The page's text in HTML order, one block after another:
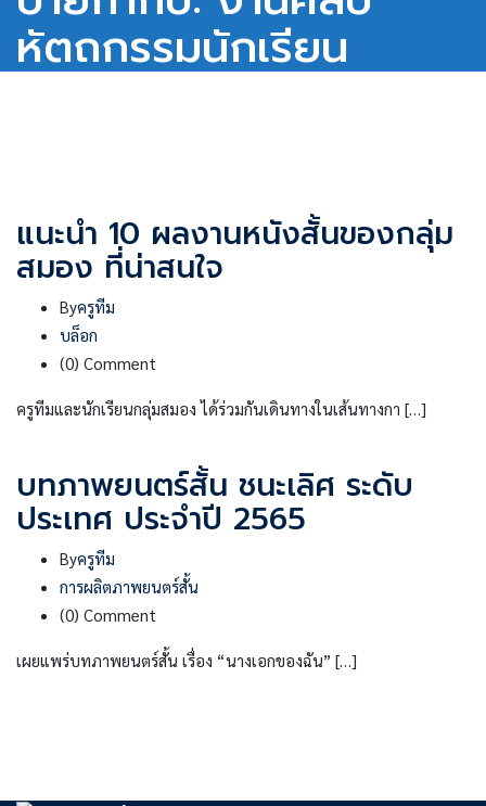
หัตถกรรมนักเรียน
แนะนำ 10 ผลงานหนังสั้นของกลุ่ม
สมอง ที่น่าสนใจ
Byครูทีม
บล็อก
(0) Comment
ครูทีมและนักเรียนกลุ่มสมอง ได้ร่วมกันเดินทางในเส้นทางกา […]
บทภาพยนตร์สั้น ชนะเลิศ ระดับ
ประเทศ ประจำปี 2565
Byครูทีม
การผลิตภาพยนตร์สั้น
(0) Comment
เผยแพร่บทภาพยนตร์สั้น เรื่อง “นางเอกของฉัน” […]